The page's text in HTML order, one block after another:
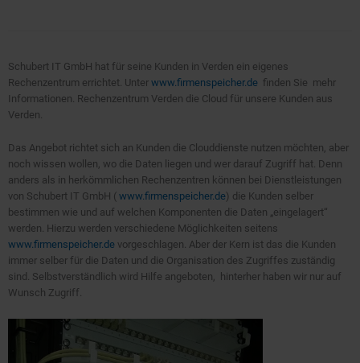
Schubert IT GmbH hat für seine Kunden in Verden ein eigenes
Rechenzentrum errichtet. Unter www.firmenspeicher.de finden Sie mehr
Informationen. Rechenzentrum Verden die Cloud für unsere Kunden aus
Verden.
Das Angebot richtet sich an Kunden die Clouddienste nutzen möchten, aber
noch wissen wollen, wo die Daten liegen und wer darauf Zugriff hat. Denn
anders als in herkömmlichen Rechenzentren können bei Dienstleistungen
von Schubert IT GmbH ( www.firmenspeicher.de) die Kunden selber
bestimmen wie und auf welchen Komponenten die Daten „eingelagert“
werden. Hierzu werden verschiedene Möglichkeiten seitens
www.firmenspeicher.de vorgeschlagen. Aber der Kern ist das die Kunden
immer selber für die Daten und die Organisation des Zugriffes zuständig
sind. Selbstverständlich wird Hilfe angeboten, hinterher haben wir nur auf
Wunsch Zugriff.